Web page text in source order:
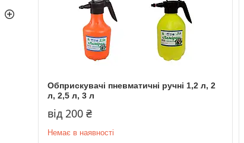
Обприскувачі пневматичні ручні 1,2 л, 2
л, 2,5 л, 3 л
від 200 ₴
Немає в наявності